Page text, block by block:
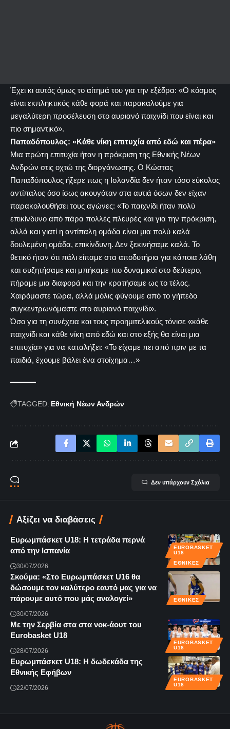
Έχει κι αυτός όμως το αίτημά του για την εξέδρα: «Ο κόσμος
είναι εκπληκτικός κάθε φορά και παρακαλούμε για
μεγαλύτερη προσέλευση στο αυριανό παιχνίδι που είναι και
πιο σημαντικό».
Παπαδόπουλος: «Κάθε νίκη επιτυχία από εδώ και πέρα»
Μια πρώτη επιτυχία ήταν η πρόκριση της Εθνικής Νέων
Ανδρών στις οχτώ της διοργάνωσης. Ο Κώστας
Παπαδόπουλος ήξερε πως η Ισλανδία δεν ήταν τόσο εύκολος
αντίπαλος όσο ίσως ακουγόταν στα αυτιά όσων δεν είχαν
παρακολουθήσει τους αγώνες: «Το παιχνίδι ήταν πολύ
επικίνδυνο από πάρα πολλές πλευρές και για την πρόκριση,
αλλά και γιατί η αντίπαλη ομάδα είναι μια πολύ καλά
δουλεμένη ομάδα, επικίνδυνη. Δεν ξεκινήσαμε καλά. Το
θετικό ήταν ότι πάλι είπαμε στα αποδυτήρια για κάποια λάθη
και συζητήσαμε και μπήκαμε πιο δυναμικοί στο δεύτερο,
πήραμε μια διαφορά και την κρατήσαμε ως το τέλος.
Χαιρόμαστε τώρα, αλλά μόλις φύγουμε από το γήπεδο
συγκεντρωνόμαστε στο αυριανό παιχνίδι».
Όσο για τη συνέχεια και τους προημιτελικούς τόνισε «κάθε
παιχνίδι και κάθε νίκη από εδώ και στο εξής θα είναι μια
επιτυχία» για να καταλήξει: «Το είχαμε πει από πριν με τα
παιδιά, έχουμε βάλει ένα στοίχημα…»
TAGGED: Εθνική Νέων Ανδρών
Δεν υπάρχουν Σχόλια
Αξίζει να διαβάσεις
EUROBASKET
U18
ΕΘΝΙΚΈΣ
Ευρωμπάσκετ U18: Η τετράδα περνά
από την Ισπανία
30/07/2026
ΕΘΝΙΚΈΣ
Σκούμα: «Στο Ευρωμπάσκετ U16 θα
δώσουμε τον καλύτερο εαυτό μας για να
πάρουμε αυτό που μάς αναλογεί»
30/07/2026
EUROBASKET
U18
Με την Σερβία στα στα νοκ-άουτ του
Eurobasket U18
28/07/2026
EUROBASKET
U18
Ευρωμπάσκετ U18: Η δωδεκάδα της
Εθνικής Εφήβων
22/07/2026